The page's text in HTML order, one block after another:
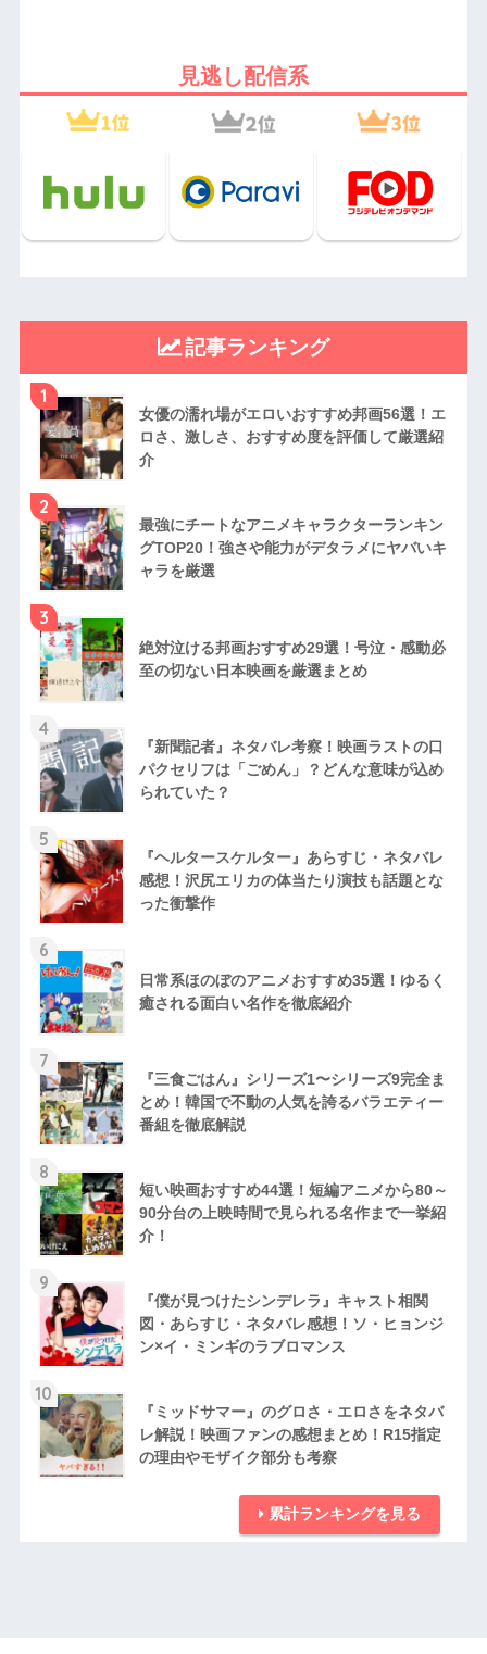
見逃し配信系
記事ランキング
1
女優の濡れ場がエロいおすすめ邦画56選！エ
ロさ、激しさ、おすすめ度を評価して厳選紹
介
2
最強にチートなアニメキャラクターランキン
グTOP20！強さや能力がデタラメにヤバいキ
ャラを厳選
3
絶対泣ける邦画おすすめ29選！号泣・感動必
至の切ない日本映画を厳選まとめ
4
『新聞記者』ネタバレ考察！映画ラストの口
パクセリフは「ごめん」？どんな意味が込め
られていた？
5
『ヘルタースケルター』あらすじ・ネタバレ
感想！沢尻エリカの体当たり演技も話題とな
った衝撃作
6
日常系ほのぼのアニメおすすめ35選！ゆるく
癒される面白い名作を徹底紹介
7
『三食ごはん』シリーズ1〜シリーズ9完全ま
とめ！韓国で不動の人気を誇るバラエティー
番組を徹底解説
8
短い映画おすすめ44選！短編アニメから80～
90分台の上映時間で見られる名作まで一挙紹
介！
9
『僕が見つけたシンデレラ』キャスト相関
図・あらすじ・ネタバレ感想！ソ・ヒョンジ
ン×イ・ミンギのラブロマンス
10
『ミッドサマー』のグロさ・エロさをネタバ
レ解説！映画ファンの感想まとめ！R15指定
の理由やモザイク部分も考察
累計ランキングを見る